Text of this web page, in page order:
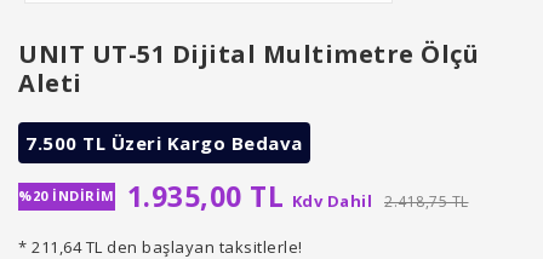
UNIT UT-51 Dijital Multimetre Ölçü
Aleti
7.500 TL Üzeri Kargo Bedava
%20 İNDİRİM 1.935,00 TL Kdv Dahil 2.418,75 TL
* 211,64 TL den başlayan taksitlerle!